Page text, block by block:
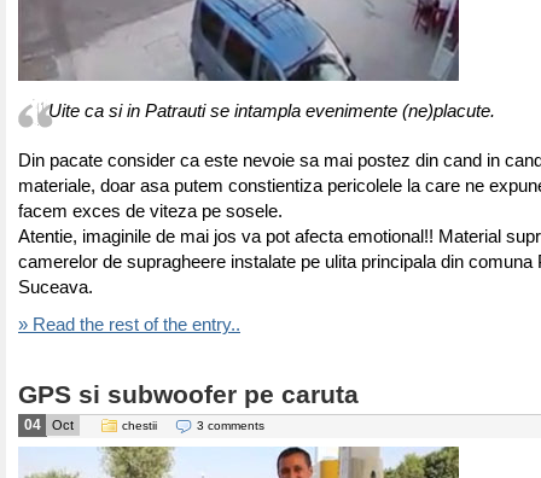
Uite ca si in Patrauti se intampla evenimente (ne)placute.
Din pacate consider ca este nevoie sa mai postez din cand in
materiale, doar asa putem constientiza pericolele la care ne
facem exces de viteza pe sosele.
Atentie, imaginile de mai jos va pot afecta emotional!! Material
camerelor de supragheere instalate pe ulita principala din comuna
Suceava.
» Read the rest of the entry..
GPS si subwoofer pe caruta
04 Oct chestii 3 comments